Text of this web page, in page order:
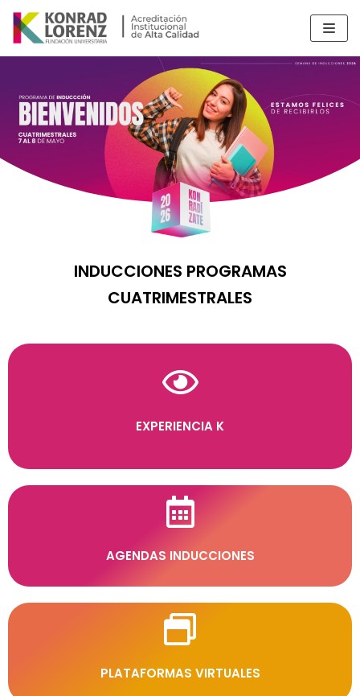
Saltar
al
contenido
INDUCCIONES PROGRAMAS
CUATRIMESTRALES
EXPERIENCIA K
AGENDAS INDUCCIONES
PLATAFORMAS VIRTUALES